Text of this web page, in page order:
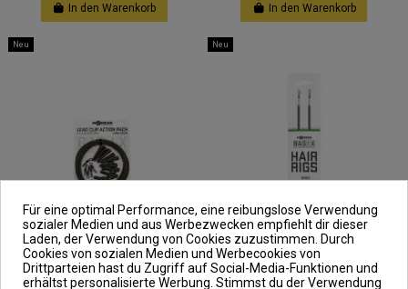
In den Warenkorb In den Warenkorb
Neu Neu
Für eine optimal Performance, eine reibungslose Verwendung
sozialer Medien und aus Werbezwecken empfiehlt dir dieser
Laden, der Verwendung von Cookies zuzustimmen. Durch
Cookies von sozialen Medien und Werbecookies von
Drittparteien hast du Zugriff auf Social-Media-Funktionen und
erhältst personalisierte Werbung. Stimmst du der Verwendung